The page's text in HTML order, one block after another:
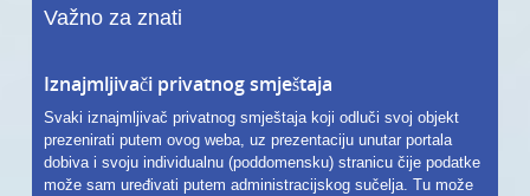
Važno za znati
Iznajmljivači privatnog smještaja
Svaki iznajmljivač privatnog smještaja koji odluči svoj objekt
prezenirati putem ovog weba, uz prezentaciju unutar portala
dobiva i svoju individualnu (poddomensku) stranicu čije podatke
može sam uređivati putem administracijskog sučelja. Tu može